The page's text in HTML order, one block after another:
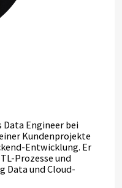
Data Engineer bei
Kundenprojekte
Entwicklung. Er
Prozesse und
Data und Cloud-